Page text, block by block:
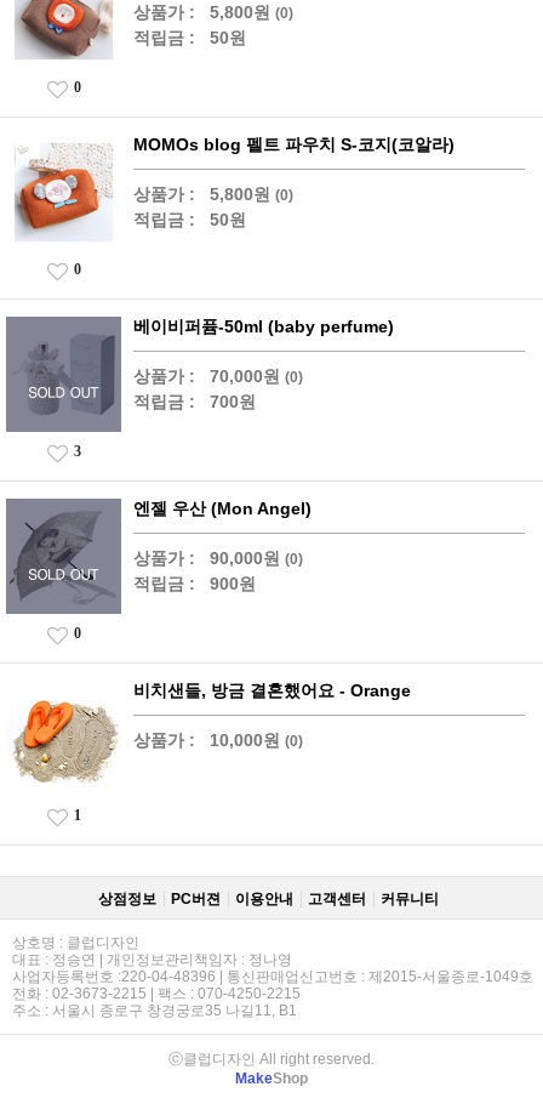
상품가 : 5,800원 (0)
적립금 : 50원
0
MOMOs blog 펠트 파우치 S-코지(코알라)
상품가 : 5,800원 (0)
적립금 : 50원
0
베이비퍼퓸-50ml (baby perfume)
상품가 : 70,000원 (0)
적립금 : 700원
3
엔젤 우산 (Mon Angel)
상품가 : 90,000원 (0)
적립금 : 900원
0
비치샌들, 방금 결혼했어요 - Orange
상품가 : 10,000원 (0)
1
상점정보 PC버젼 이용안내 고객센터 커뮤니티
상호명 : 클럽디자인
대표 : 정승연 | 개인정보관리책임자 : 정나영
사업자등록번호 :220-04-48396 | 통신판매업신고번호 : 제2015-서울종로-1049호
전화 : 02-3673-2215 | 팩스 : 070-4250-2215
주소 : 서울시 종로구 창경궁로35 나길11, B1
ⓒ클럽디자인 All right reserved.
MakeShop